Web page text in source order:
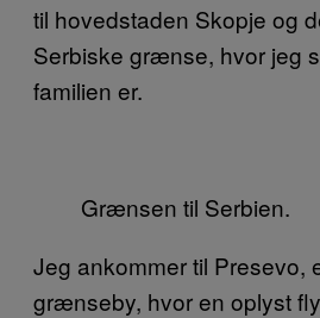
til hovedstaden Skopje og
Serbiske grænse, hvor jeg
familien er.
Grænsen til Serbien.
Jeg ankommer til Presevo,
grænseby, hvor en oplyst